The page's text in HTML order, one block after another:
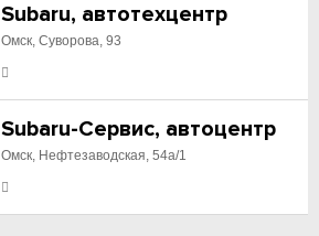
Subaru, автотехцентр
Омск, Суворова, 93
Subaru-Сервис, автоцентр
Омск, Нефтезаводская, 54а/1